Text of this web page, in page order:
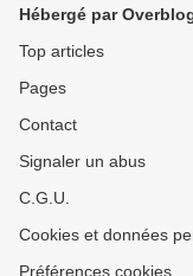
Hébergé par
Top articles
Pages
Contact
Signaler un abus
C.G.U.
Cookies et données
Préférences cookies